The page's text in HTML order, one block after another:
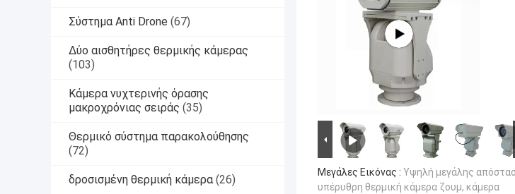
Σύστημα Anti Drone (67)
Δύο αισθητήρες θερμικής κάμερας
(103)
Κάμερα νυχτερινής όρασης
μακροχρόνιας σειράς (35)
Θερμικό σύστημα παρακολούθησης
(72)
δροσισμένη θερμική κάμερα (26)
Μεγάλες Εικόνας : Υψηλή μεγάλης
υπέρυθρη θερμική κάμερα ζουμ, κάμερα